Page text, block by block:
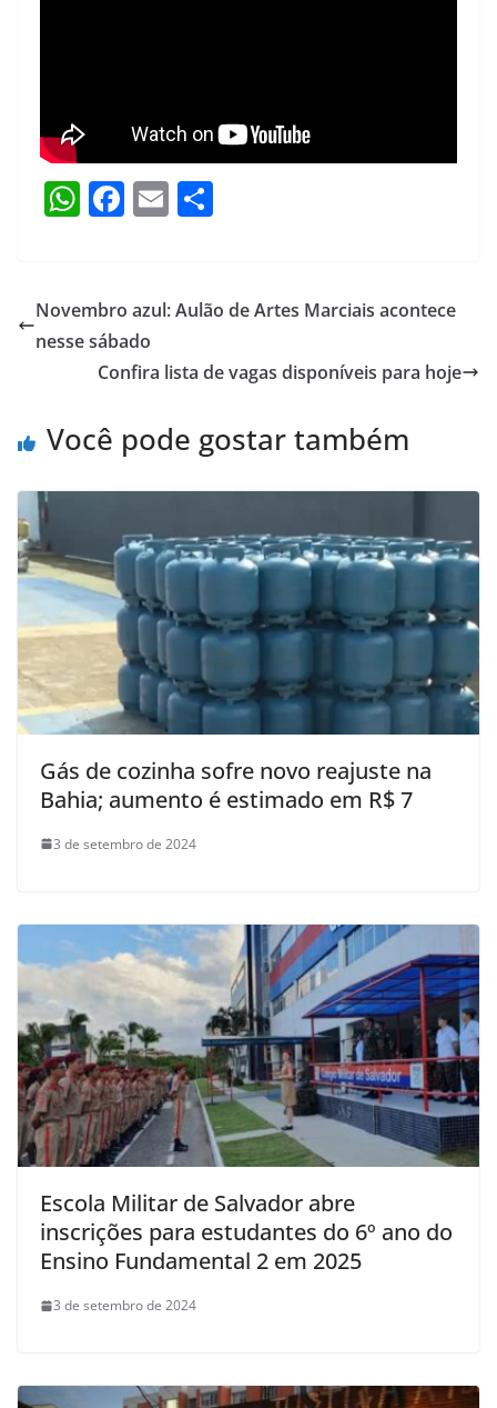
W
s
A
p
F
e
b
o
k
E
l e
Novembro azul: Aulão de Artes Marciais acontece
nesse sábado
Confira lista de vagas disponíveis para hoje
Você pode gostar também
Gás de cozinha sofre novo reajuste na
Bahia; aumento é estimado em R$ 7
3 de setembro de 2024
Escola Militar de Salvador abre
inscrições para estudantes do 6º ano do
Ensino Fundamental 2 em 2025
3 de setembro de 2024